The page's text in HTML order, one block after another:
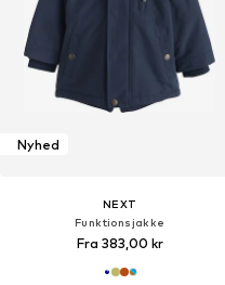
Nyhed
NEXT
Funktionsjakke
Fra 383,00 kr